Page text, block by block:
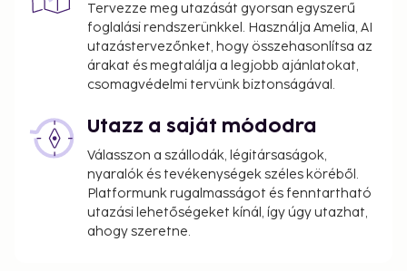
Tervezze meg utazását gyorsan egyszerű
foglalási rendszerünkkel. Használja Amelia, AI
utazástervezőnket, hogy összehasonlítsa az
árakat és megtalálja a legjobb ajánlatokat,
csomagvédelmi tervünk biztonságával.
Utazz a saját módodra
Válasszon a szállodák, légitársaságok,
nyaralók és tevékenységek széles köréből.
Platformunk rugalmasságot és fenntartható
utazási lehetőségeket kínál, így úgy utazhat,
ahogy szeretne.